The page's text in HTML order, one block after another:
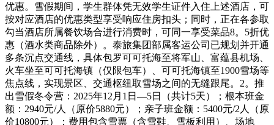
优惠。雪假期间，学生群体凭无效学生证件入住上述酒店，可
按对应酒店的优惠类型享受响应住房扣头；同时，正在各参取
勾当酒店所属餐饮场合进行消费时，可同一享受菜品8。5折优
惠（酒水类商品除外）。泰旅集团部属客运公司已规划并开通
多条沉点交通线，具体包罗可可托海至将军山、富蕴县机场、
火车坐至可可托海镇（仅限包车）、可可托海镇至1900雪场等
焦点线，实现景区、交通枢纽取雪场之间的无缝跟尾。2。推
出雪假冬令营：2025年12月1日—5日（共计5天）；根本班金
额：2940元/人（原价5880元）；亲子班金额：5400元/2人（原
价10800元）；费用包含雪票（含雪鞋、雪板利用）、场地